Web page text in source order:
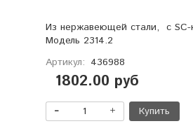
Из нержавеющей стали, с SC-
Модель 2314.2
Артикул: 436988
1802.00 руб
Купить